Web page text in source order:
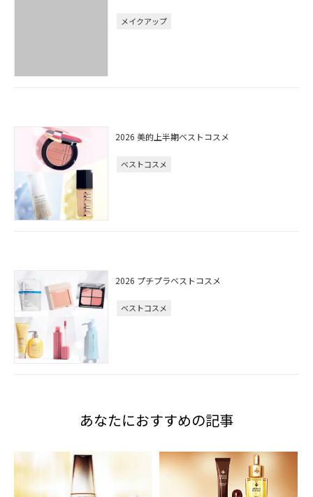
メイクアップ
2026 美的上半期ベストコスメ
ベストコスメ
2026 プチプラベストコスメ
ベストコスメ
あなたにおすすめの記事